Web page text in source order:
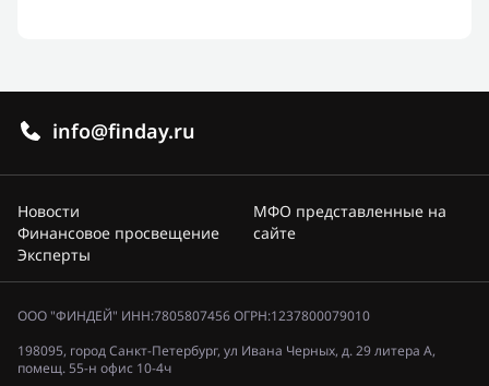
info@finday.ru
Новости
Финансовое просвещение
Эксперты
МФО представленные на
сайте
ООО "ФИНДЕЙ" ИНН:7805807456 ОГРН:1237800079010
198095, город Санкт-Петербург, ул Ивана Черных, д. 29 литера А,
помещ. 55-н офис 10-4ч